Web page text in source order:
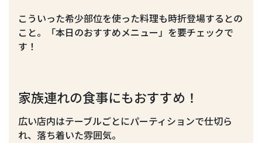
こういった希少部位を使った料理も時折登場するとの
こと。「本日のおすすめメニュー」を要チェックで
す！
家族連れの食事にもおすすめ！
広い店内はテーブルごとにパーティションで仕切ら
れ、落ち着いた雰囲気。